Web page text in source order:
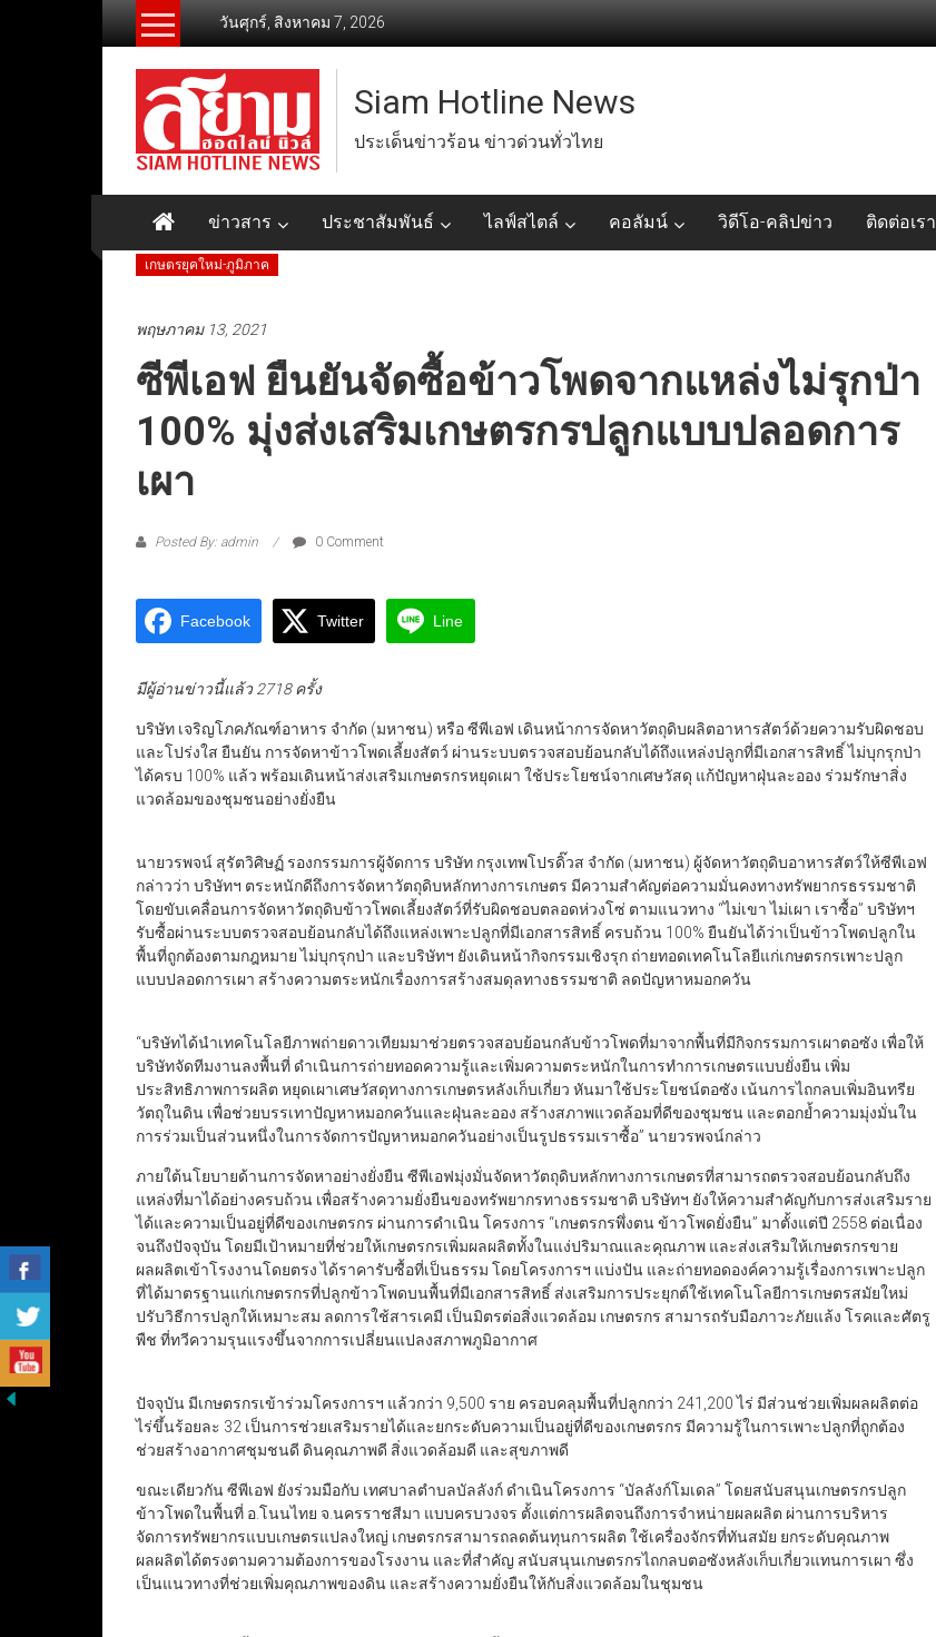
วันศุกร์, สิงหาคม 7, 2026
Siam Hotline News
ประเด็นข่าวร้อน ข่าวด่วนทั่วไทย
ข่าวสาร ประชาสัมพันธ์ ไลฟ์สไตล์ คอลัมน์ วิดีโอ-คลิปข่าว ติดต่อเรา
เกษตรยุคใหม่-ภูมิภาค
พฤษภาคม 13, 2021
ซีพีเอฟ ยืนยันจัดซื้อข้าวโพดจากแหล่งไม่รุกป่า
100% มุ่งส่งเสริมเกษตรกรปลูกแบบปลอดการ
เผา
Posted By: admin 0 Comment
Facebook Twitter Line
มีผู้อ่านข่าวนี้แล้ว 2718 ครั้ง
บริษัท เจริญโภคภัณฑ์อาหาร จำกัด (มหาชน) หรือ ซีพีเอฟ เดินหน้าการจัดหาวัตถุดิบผลิตอาหารสัตว์ด้วยความรับผิดชอบ
และโปร่งใส ยืนยัน การจัดหาข้าวโพดเลี้ยงสัตว์ ผ่านระบบตรวจสอบย้อนกลับได้ถึงแหล่งปลูกที่มีเอกสารสิทธิ์ ไม่บุกรุกป่า
ได้ครบ 100% แล้ว พร้อมเดินหน้าส่งเสริมเกษตรกรหยุดเผา ใช้ประโยชน์จากเศษวัสดุ แก้ปัญหาฝุ่นละออง ร่วมรักษาสิ่ง
แวดล้อมของชุมชนอย่างยั่งยืน
นายวรพจน์ สุรัตวิศิษฏ์ รองกรรมการผู้จัดการ บริษัท กรุงเทพโปรดิ๊วส จำกัด (มหาชน) ผู้จัดหาวัตถุดิบอาหารสัตว์ให้ซีพีเอฟ
กล่าวว่า บริษัทฯ ตระหนักดีถึงการจัดหาวัตถุดิบหลักทางการเกษตร มีความสำคัญต่อความมั่นคงทางทรัพยากรธรรมชาติ
โดยขับเคลื่อนการจัดหาวัตถุดิบข้าวโพดเลี้ยงสัตว์ที่รับผิดชอบตลอดห่วงโซ่ ตามแนวทาง “ไม่เขา ไม่เผา เราซื้อ” บริษัทฯ
รับซื้อผ่านระบบตรวจสอบย้อนกลับได้ถึงแหล่งเพาะปลูกที่มีเอกสารสิทธิ์ ครบถ้วน 100% ยืนยันได้ว่าเป็นข้าวโพดปลูกใน
พื้นที่ถูกต้องตามกฎหมาย ไม่บุกรุกป่า และบริษัทฯ ยังเดินหน้ากิจกรรมเชิงรุก ถ่ายทอดเทคโนโลยีแก่เกษตรกรเพาะปลูก
แบบปลอดการเผา สร้างความตระหนักเรื่องการสร้างสมดุลทางธรรมชาติ ลดปัญหาหมอกควัน
“บริษัทได้นำเทคโนโลยีภาพถ่ายดาวเทียมมาช่วยตรวจสอบย้อนกลับข้าวโพดที่มาจากพื้นที่มีกิจกรรมการเผาตอซัง เพื่อให้
บริษัทจัดทีมงานลงพื้นที่ ดำเนินการถ่ายทอดความรู้และเพิ่มความตระหนักในการทำการเกษตรแบบยั่งยืน เพิ่ม
ประสิทธิภาพการผลิต หยุดเผาเศษวัสดุทางการเกษตรหลังเก็บเกี่ยว หันมาใช้ประโยชน์ตอซัง เน้นการไถกลบเพิ่มอินทรีย
วัตถุในดิน เพื่อช่วยบรรเทาปัญหาหมอกควันและฝุ่นละออง สร้างสภาพแวดล้อมที่ดีของชุมชน และตอกย้ำความมุ่งมั่นใน
การร่วมเป็นส่วนหนึ่งในการจัดการปัญหาหมอกควันอย่างเป็นรูปธรรมเราซื้อ” นายวรพจน์กล่าว
ภายใต้นโยบายด้านการจัดหาอย่างยั่งยืน ซีพีเอฟมุ่งมั่นจัดหาวัตถุดิบหลักทางการเกษตรที่สามารถตรวจสอบย้อนกลับถึง
แหล่งที่มาได้อย่างครบถ้วน เพื่อสร้างความยั่งยืนของทรัพยากรทางธรรมชาติ บริษัทฯ ยังให้ความสำคัญกับการส่งเสริมราย
ได้และความเป็นอยู่ที่ดีของเกษตรกร ผ่านการดำเนิน โครงการ “เกษตรกรพึ่งตน ข้าวโพดยั่งยืน” มาตั้งแต่ปี 2558 ต่อเนื่อง
จนถึงปัจจุบัน โดยมีเป้าหมายที่ช่วยให้เกษตรกรเพิ่มผลผลิตทั้งในแง่ปริมาณและคุณภาพ และส่งเสริมให้เกษตรกรขาย
ผลผลิตเข้าโรงงานโดยตรง ได้ราคารับซื้อที่เป็นธรรม โดยโครงการฯ แบ่งปัน และถ่ายทอดองค์ความรู้เรื่องการเพาะปลูก
ที่ได้มาตรฐานแก่เกษตรกรที่ปลูกข้าวโพดบนพื้นที่มีเอกสารสิทธิ์ ส่งเสริมการประยุกต์ใช้เทคโนโลยีการเกษตรสมัยใหม่
ปรับวิธีการปลูกให้เหมาะสม ลดการใช้สารเคมี เป็นมิตรต่อสิ่งแวดล้อม เกษตรกร สามารถรับมือภาวะภัยแล้ง โรคและศัตรู
พืช ที่ทวีความรุนแรงขึ้นจากการเปลี่ยนแปลงสภาพภูมิอากาศ
ปัจจุบัน มีเกษตรกรเข้าร่วมโครงการฯ แล้วกว่า 9,500 ราย ครอบคลุมพื้นที่ปลูกกว่า 241,200 ไร่ มีส่วนช่วยเพิ่มผลผลิตต่อ
ไร่ขึ้นร้อยละ 32 เป็นการช่วยเสริมรายได้และยกระดับความเป็นอยู่ที่ดีของเกษตรกร มีความรู้ในการเพาะปลูกที่ถูกต้อง
ช่วยสร้างอากาศชุมชนดี ดินคุณภาพดี สิ่งแวดล้อมดี และสุขภาพดี
ขณะเดียวกัน ซีพีเอฟ ยังร่วมมือกับ เทศบาลตำบลบัลลังก์ ดำเนินโครงการ “บัลลังก์โมเดล” โดยสนับสนุนเกษตรกรปลูก
ข้าวโพดในพื้นที่ อ.โนนไทย จ.นครราชสีมา แบบครบวงจร ตั้งแต่การผลิตจนถึงการจำหน่ายผลผลิต ผ่านการบริหาร
จัดการทรัพยากรแบบเกษตรแปลงใหญ่ เกษตรกรสามารถลดต้นทุนการผลิต ใช้เครื่องจักรที่ทันสมัย ยกระดับคุณภาพ
ผลผลิตได้ตรงตามความต้องการของโรงงาน และที่สำคัญ สนับสนุนเกษตรกรไถกลบตอซังหลังเก็บเกี่ยวแทนการเผา ซึ่ง
เป็นแนวทางที่ช่วยเพิ่มคุณภาพของดิน และสร้างความยั่งยืนให้กับสิ่งแวดล้อมในชุมชน